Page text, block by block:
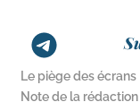
Le piège des écrans
Note de la